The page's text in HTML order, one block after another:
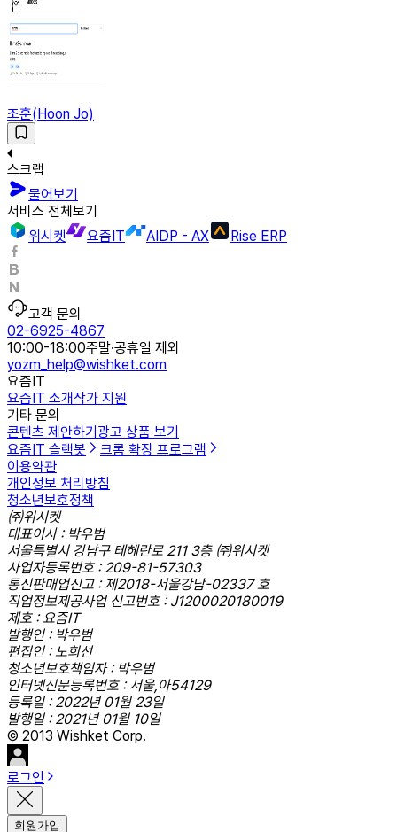
조훈(Hoon Jo)
스크랩
물어보기
서비스 전체보기
위시켓
요즘IT AIDP - AX Rise ERP
고객 문의
02-6925-4867
10:00-18:00주말·공휴일 제외
yozm_help@wishket.com
요즘IT
요즘IT 소개작가 지원
기타 문의
콘텐츠 제안하기 광고 상품 보기
요즘IT 슬랙봇
크롬 확장 프로그램
이용약관
개인정보 처리방침
청소년보호정책
㈜위시켓
대표이사 : 박우범
서울특별시 강남구 테헤란로 211 3층 ㈜위시켓
사업자등록번호 : 209-81-57303
통신판매업신고 : 제2018-서울강남-02337 호
직업정보제공사업 신고번호 : J1200020180019
제호 : 요즘IT
발행인 : 박우범
편집인 : 노희선
청소년보호책임자 : 박우범
인터넷신문등록번호 : 서울,아54129
등록일 : 2022년 01월 23일
발행일 : 2021년 01월 10일
© 2013 Wishket Corp.
로그인
회원가입